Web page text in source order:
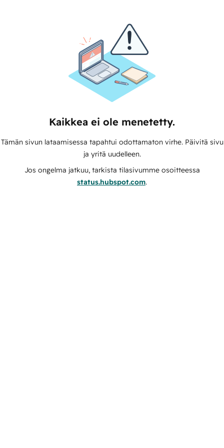
Kaikkea ei ole menetetty.
Tämän sivun lataamisessa tapahtui odottamaton virhe. Päivitä sivu
ja yritä uudelleen.
Jos ongelma jatkuu, tarkista tilasivumme osoitteessa
status.hubspot.com.